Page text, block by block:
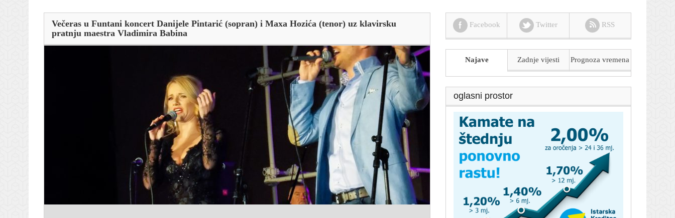
Večeras u Funtani koncert Danijele Pintarić (sopran) i Maxa Hozića (tenor) uz klavirsku
pratnju maestra Vladimira Babina
Facebook Twitter RSS
Najave Zadnje vijesti Prognoza vremena
oglasni prostor